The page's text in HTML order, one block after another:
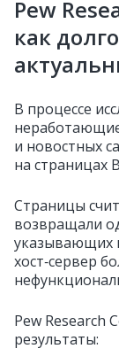
Pew
как
В процессе
и новостных
на страницах
Страницы
возвращали
указывающих
хост‑сервер
Pew Research
результаты: